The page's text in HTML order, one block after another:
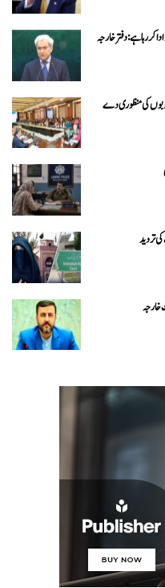
کررہا ہے: دفتر خارجہ
کی منظوری دے
تردید
خارجہ